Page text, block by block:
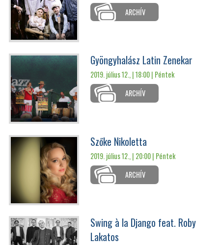
ARCHÍV
Gyöngyhalász Latin Zenekar
2019. július 12., | 18:00 | Péntek
ARCHÍV
Szőke Nikoletta
2019. július 12., | 20:00 | Péntek
ARCHÍV
Swing à la Django feat. Roby
Lakatos